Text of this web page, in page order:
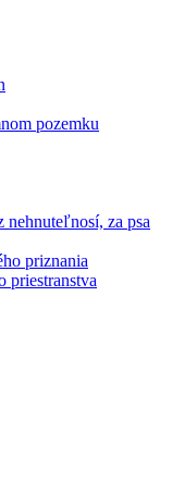
pozemku
nehnuteľnosí, za psa
priznania
priestranstva